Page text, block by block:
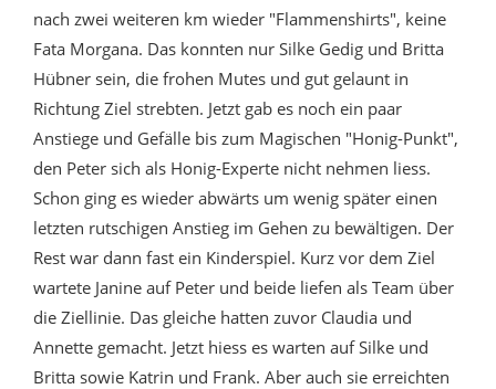
nach zwei weiteren km wieder "Flammenshirts", keine
Fata Morgana. Das konnten nur Silke Gedig und Britta
Hübner sein, die frohen Mutes und gut gelaunt in
Richtung Ziel strebten. Jetzt gab es noch ein paar
Anstiege und Gefälle bis zum Magischen "Honig-Punkt",
den Peter sich als Honig-Experte nicht nehmen liess.
Schon ging es wieder abwärts um wenig später einen
letzten rutschigen Anstieg im Gehen zu bewältigen. Der
Rest war dann fast ein Kinderspiel. Kurz vor dem Ziel
wartete Janine auf Peter und beide liefen als Team über
die Ziellinie. Das gleiche hatten zuvor Claudia und
Annette gemacht. Jetzt hiess es warten auf Silke und
Britta sowie Katrin und Frank. Aber auch sie erreichten